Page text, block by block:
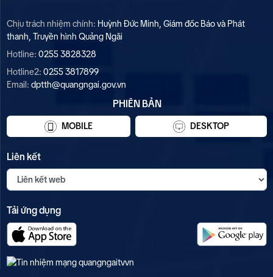
Chịu trách nhiệm chính: Huỳnh Đức Minh, Giám đốc Báo và Phát
thanh, Truyền hình Quảng Ngãi
Hotline: 0255 3828328
Hotline2: 0255 3817899
Email: dptth@quangngai.gov.vn
PHIÊN BẢN
MOBILE DESKTOP
Liên kết
Tải ứng dụng